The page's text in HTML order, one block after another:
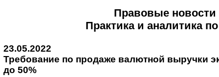
Правовые новости
Практика и аналитика
23.05.2022
Требование по продаже валютной выручки
до 50%